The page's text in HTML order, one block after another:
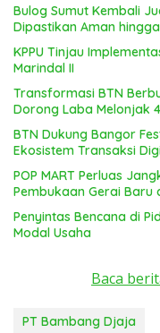
Bulog Sumut Kembali
Dipastikan Aman
KPPU Tinjau
Marindal II
Transformasi BTN
Dorong Laba Melonjak
BTN Dukung Bangor
Ekosistem Transaksi
POP MART Perluas
Pembukaan Gerai Baru
Penyintas Bencana di
Modal Usaha
Baca
PT Bambang Djaja